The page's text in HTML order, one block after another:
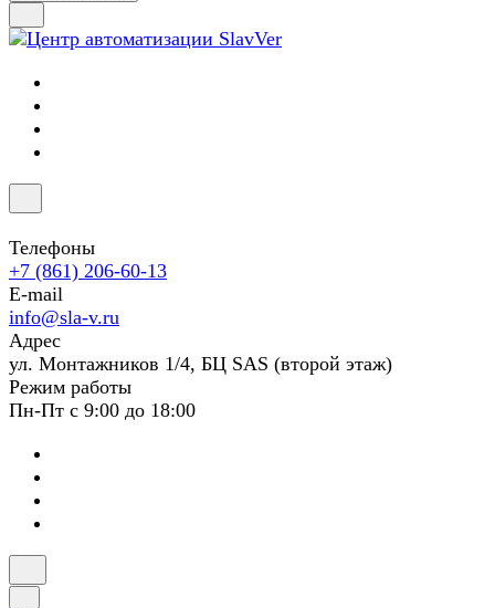
Телефоны
+7 (861) 206-60-13
E-mail
info@sla-v.ru
Адрес
ул. Монтажников 1/4, БЦ SAS (второй этаж)
Режим работы
Пн-Пт с 9:00 до 18:00